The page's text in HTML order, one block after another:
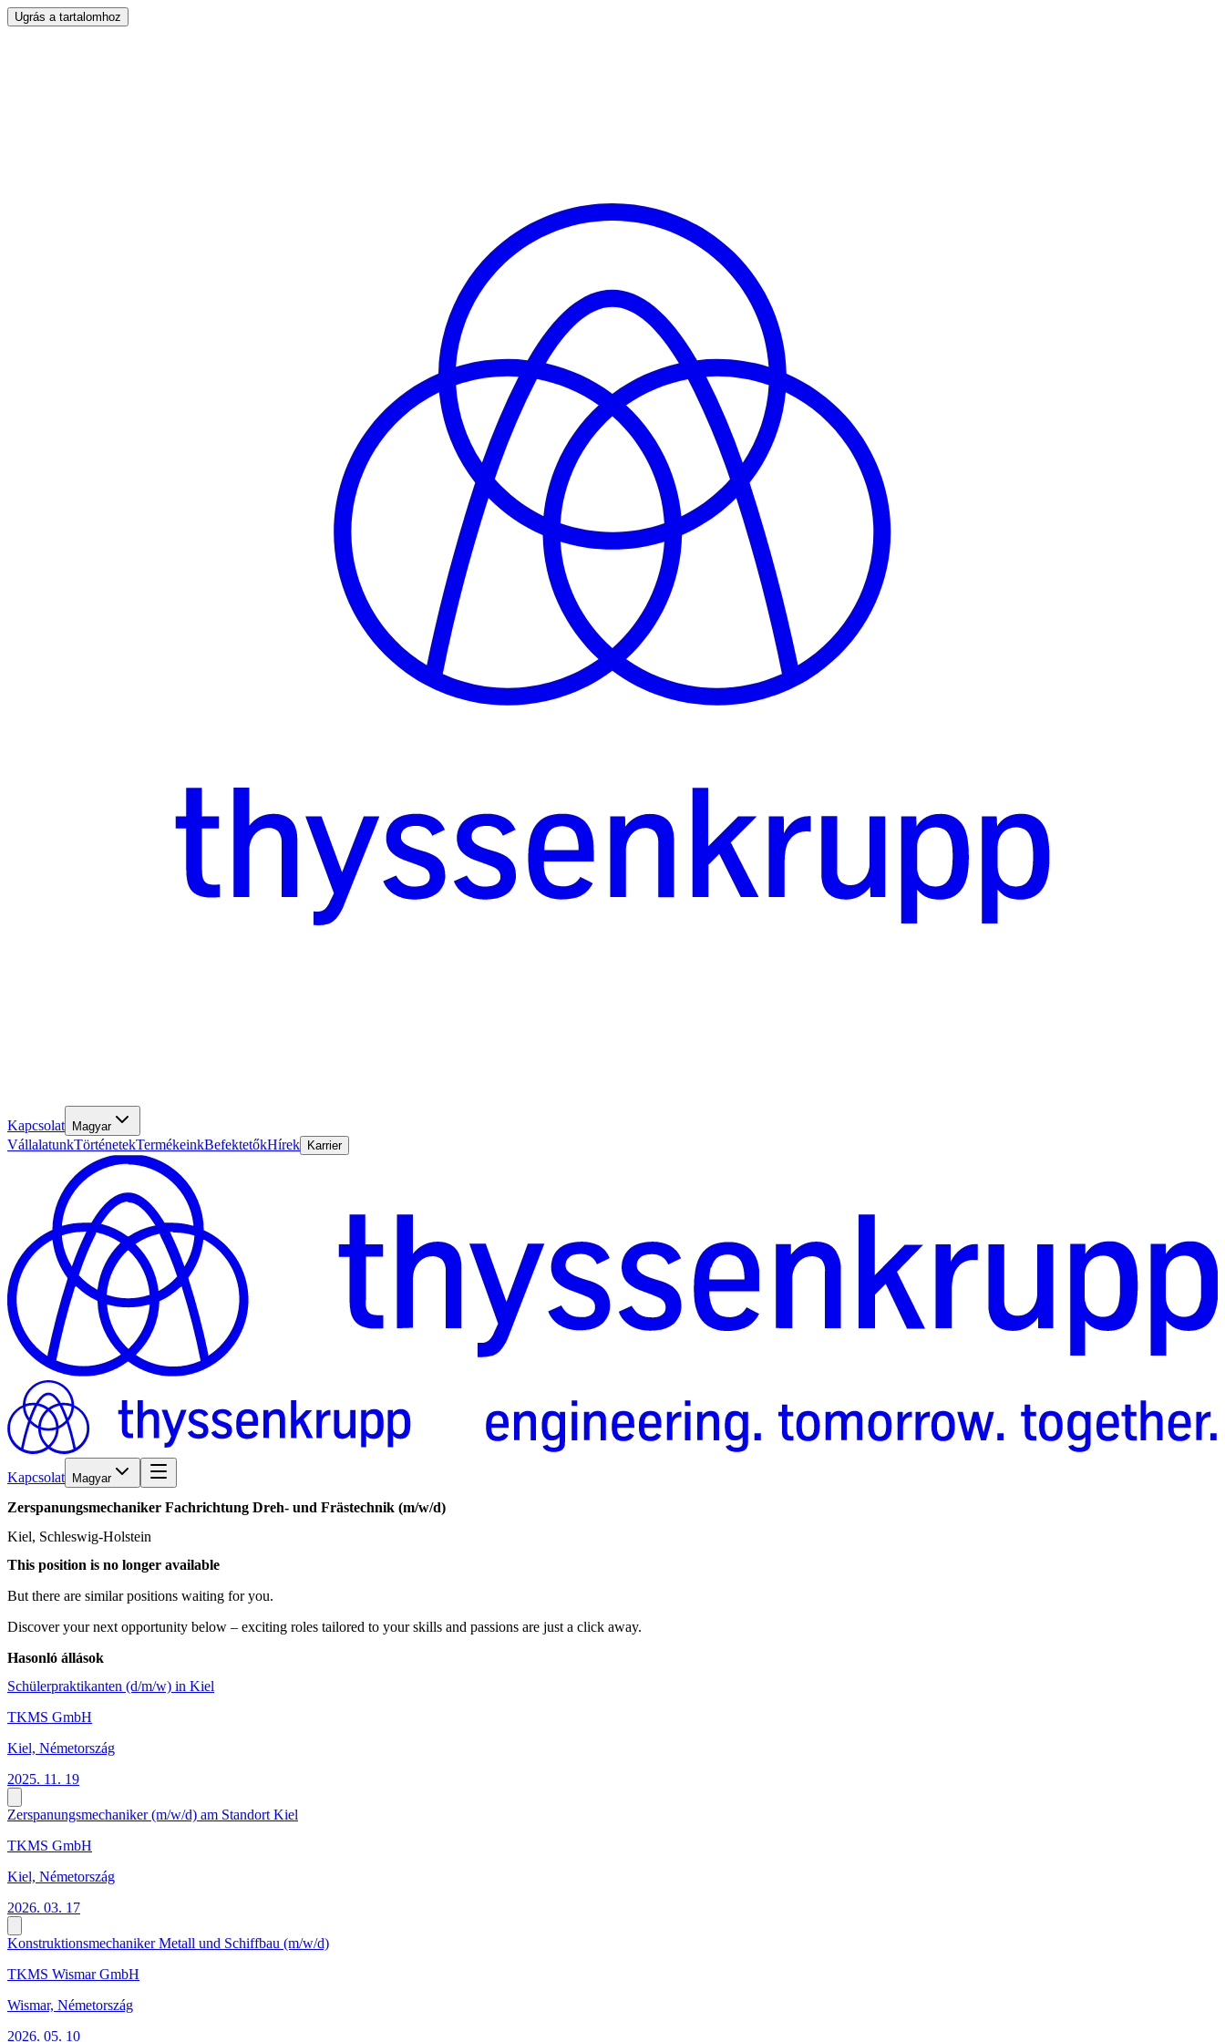
Ugrás a tartalomhoz
Kapcsolat Magyar
VállalatunkTörténetekTermékeinkBefektetőkHírek Karrier
Kapcsolat Magyar
Zerspanungsmechaniker Fachrichtung Dreh- und Frästechnik (m/w/d)
Kiel, Schleswig-Holstein
This position is no longer available
But there are similar positions waiting for you.
Discover your next opportunity below – exciting roles tailored to your skills and passions are just a click away.
Hasonló állások
Schülerpraktikanten (d/m/w) in Kiel
TKMS GmbH
Kiel, Németország
2025. 11. 19
Zerspanungsmechaniker (m/w/d) am Standort Kiel
TKMS GmbH
Kiel, Németország
2026. 03. 17
Konstruktionsmechaniker Metall und Schiffbau (m/w/d)
TKMS Wismar GmbH
Wismar, Németország
2026. 05. 10